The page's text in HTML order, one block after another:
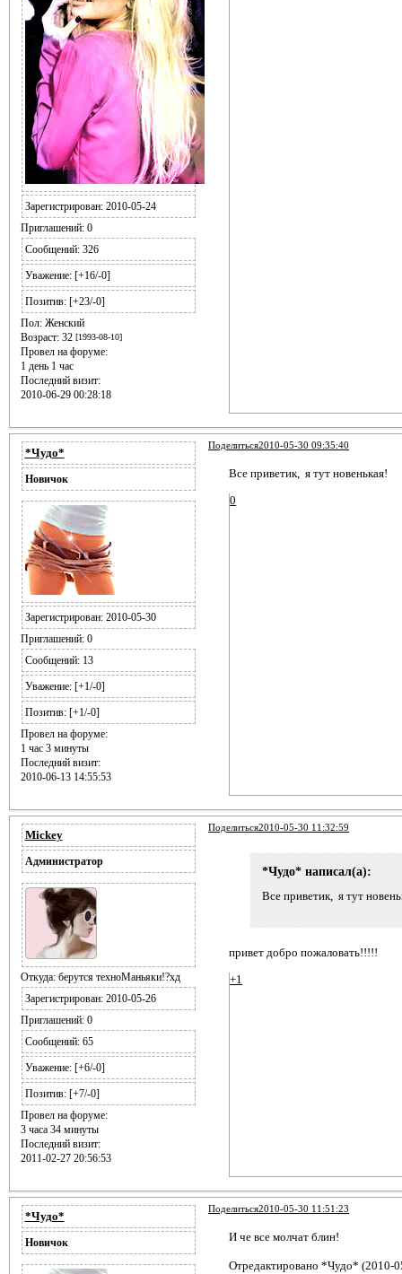
Зарегистрирован: 2010-05-24
Приглашений:0
Сообщений:326
Уважение: [+16/-0]
Позитив: [+23/-0]
Пол:Женский
Возраст:32 [1993-08-10]
Провел на форуме:
1 день 1 час
Последний визит:
2010-06-29 00:28:18
Поделиться2010-05-30 09:35:40
*Чудо*
Новичок
Зарегистрирован: 2010-05-30
Приглашений:0
Сообщений:13
Уважение: [+1/-0]
Позитив: [+1/-0]
Провел на форуме:
1 час 3 минуты
Последний визит:
2010-06-13 14:55:53
Все приветик, я тут новенькая!
0
Поделиться2010-05-30 11:32:59
Mickey
Администратор
Откуда:берутся техноМаньяки!?хд
Зарегистрирован: 2010-05-26
Приглашений:0
Сообщений:65
Уважение: [+6/-0]
Позитив: [+7/-0]
Провел на форуме:
3 часа 34 минуты
Последний визит:
2011-02-27 20:56:53
*Чудо* написал(а):
Все приветик, я тут
привет добро пожаловать!!!!!
+1
Поделиться2010-05-30 11:51:23
*Чудо*
Новичок И че все молчат блин!
Отредактировано *Чудо* (2010-